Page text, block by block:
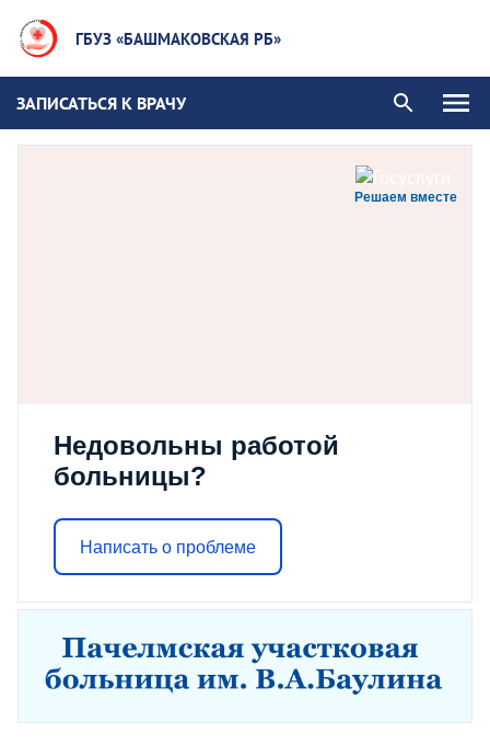
ГБУЗ «БАШМАКОВСКАЯ РБ»
ЗАПИСАТЬСЯ К ВРАЧУ
Решаем вместе
Недовольны работой
больницы?
Написать о проблеме